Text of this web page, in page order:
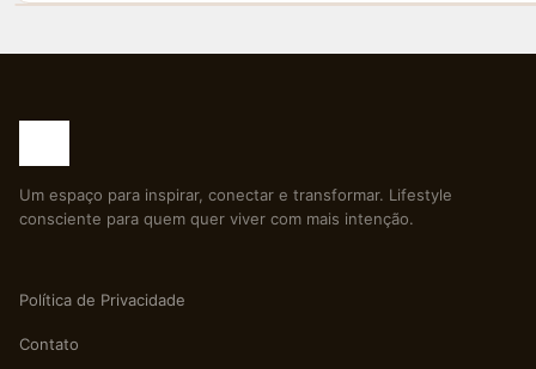
Um espaço para inspirar, conectar e transformar. Lifestyle
consciente para quem quer viver com mais intenção.
Política de Privacidade
Contato